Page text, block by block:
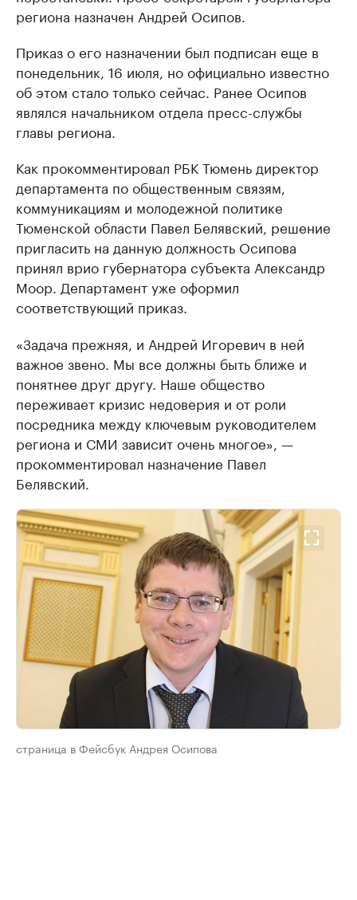
региона назначен Андрей Осипов.
Приказ о его назначении был подписан еще в
понедельник, 16 июля, но официально известно
об этом стало только сейчас. Ранее Осипов
являлся начальником отдела пресс-службы
главы региона.
Как прокомментировал РБК Тюмень директор
департамента по общественным связям,
коммуникациям и молодежной политике
Тюменской области Павел Белявский, решение
пригласить на данную должность Осипова
принял врио губернатора субъекта Александр
Моор. Департамент уже оформил
соответствующий приказ.
«Задача прежняя, и Андрей Игоревич в ней
важное звено. Мы все должны быть ближе и
понятнее друг другу. Наше общество
переживает кризис недоверия и от роли
посредника между ключевым руководителем
региона и СМИ зависит очень многое», —
прокомментировал назначение Павел
Белявский.
страница в Фейсбук Андрея Осипова